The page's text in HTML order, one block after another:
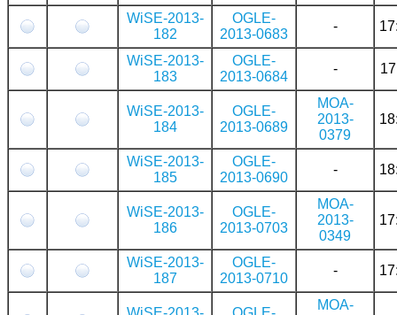
WiSE-2013-
182
OGLE-
2013-0683
-
WiSE-2013-
183
OGLE-
2013-0684
-
WiSE-2013-
184
OGLE-
2013-0689
MOA-
2013-
0379
WiSE-2013-
185
OGLE-
2013-0690
-
WiSE-2013-
186
OGLE-
2013-0703
MOA-
2013-
0349
WiSE-2013-
187
OGLE-
2013-0710
-
MOA-